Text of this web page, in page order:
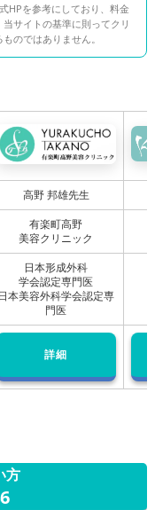
HPを参考にしており、料金
サイトの基準に則ってクリ
のではありません。
高野 邦雄先生
有楽町高野
美容クリニック
日本形成外科
学会認定専門医
日本美容外科学会認定専
門医
詳細
方